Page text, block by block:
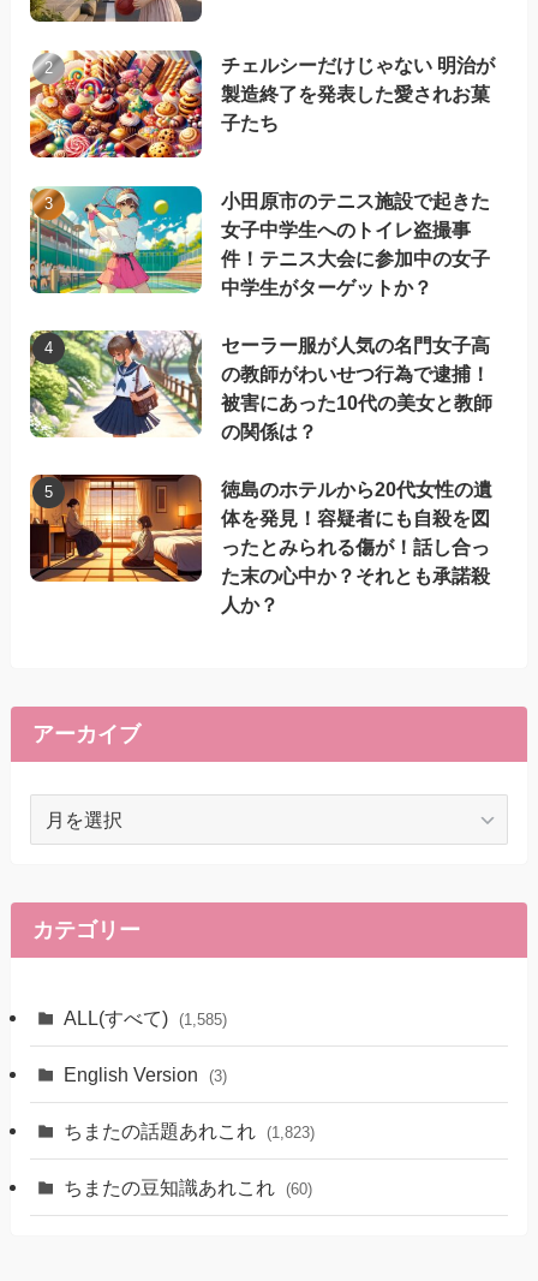
チェルシーだけじゃない 明治が
製造終了を発表した愛されお菓
子たち
小田原市のテニス施設で起きた
女子中学生へのトイレ盗撮事
件！テニス大会に参加中の女子
中学生がターゲットか？
セーラー服が人気の名門女子高
の教師がわいせつ行為で逮捕！
被害にあった10代の美女と教師
の関係は？
徳島のホテルから20代女性の遺
体を発見！容疑者にも自殺を図
ったとみられる傷が！話し合っ
た末の心中か？それとも承諾殺
人か？
アーカイブ
イ
ブ
カテゴリー
ALL(すべて) (1,585)
English Version (3)
ちまたの話題あれこれ (1,823)
ちまたの豆知識あれこれ (60)